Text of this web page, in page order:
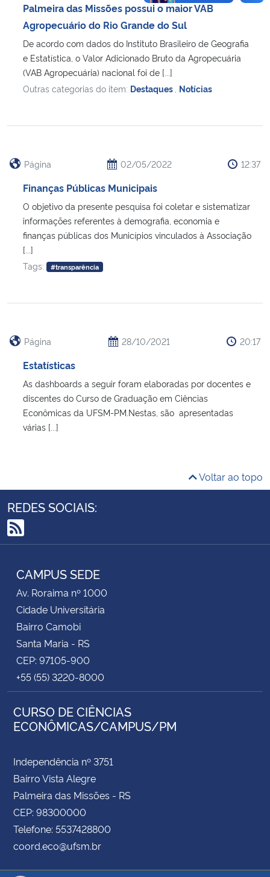
Palmeira das Missões possui o maior VAB
Agropecuário do Rio Grande do Sul
De acordo com dados do Instituto Brasileiro de Geografia
e Estatística, o Valor Adicionado Bruto da Agropecuária
(VAB Agropecuária) nacional foi de [...]
Outras categorias do item: Destaques Notícias
Página 02/05/2022 12:37
Finanças Públicas Municipais
O objetivo da presente pesquisa foi coletar e sistematizar
informações referentes à demografia, economia e
finanças públicas dos Municípios vinculados à Associação
[...]
Tags:
#transparência
Página 28/10/2021 20:17
Estatísticas
As dashboards a seguir foram elaboradas por docentes e
discentes do Curso de Graduação em Ciências
Econômicas da UFSM-PM.Nestas, são apresentadas
várias [...]
Voltar ao topo
REDES SOCIAIS:
RSS
CAMPUS SEDE
Av. Roraima nº 1000
Cidade Universitária
Bairro Camobi
Santa Maria - RS
CEP: 97105-900
+55 (55) 3220-8000
CURSO DE CIÊNCIAS
ECONÔMICAS/CAMPUS/PM
Independência nº 3751
Bairro Vista Alegre
Palmeira das Missões - RS
CEP: 98300000
Telefone: 5537428800
coord.eco@ufsm.br